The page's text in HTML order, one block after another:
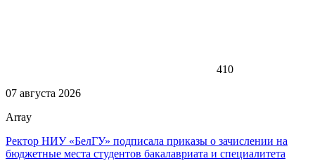
410
07 августа 2026
Array
Ректор НИУ «БелГУ» подписала приказы о зачислении на
бюджетные места студентов бакалавриата и специалитета